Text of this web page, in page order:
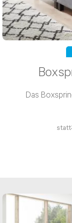
Das
statt